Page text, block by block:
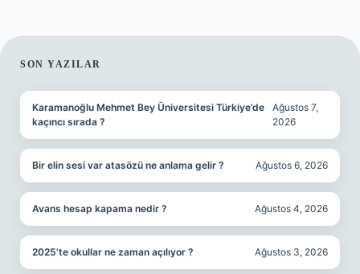
SIDEBAR
SON YAZILAR
Karamanoğlu Mehmet Bey Üniversitesi Türkiye’de
kaçıncı sırada ?
Ağustos 7,
2026
Bir elin sesi var atasözü ne anlama gelir ? Ağustos 6, 2026
Avans hesap kapama nedir ? Ağustos 4, 2026
2025’te okullar ne zaman açılıyor ? Ağustos 3, 2026